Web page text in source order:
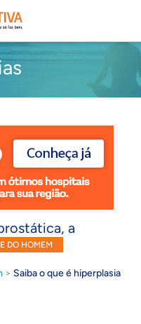
a
DO HOMEM
> Saiba o que é hiperplasia